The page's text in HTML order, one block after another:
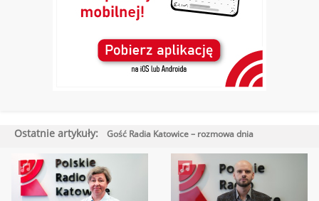
Ostatnie artykuły: Gość Radia Katowice – rozmowa dnia